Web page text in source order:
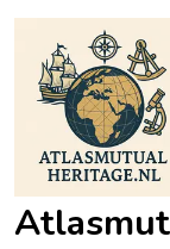
Ga
inhoud